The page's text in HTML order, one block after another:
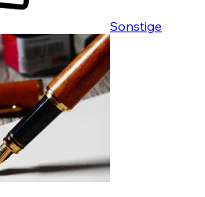
Sonstige